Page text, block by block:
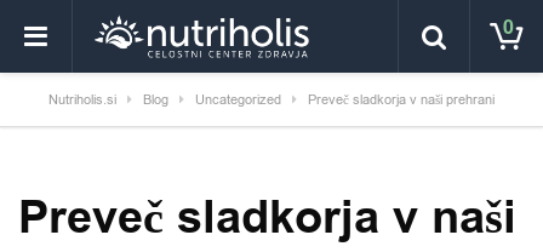
0
Nutriholis.si Blog Uncategorized Preveč sladkorja v naši prehrani
Preveč sladkorja v naši